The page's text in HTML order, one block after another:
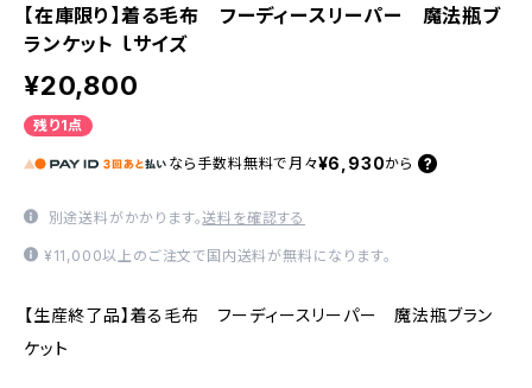
【在庫限り】着る毛布 フーディースリーパー 魔法瓶ブ
ランケット ｌサイズ
¥20,800
残り1点
なら 手数料無料で 月々¥6,930から
別途送料がかかります。送料を確認する
¥11,000以上のご注文で国内送料が無料になります。
【生産終了品】着る毛布 フーディースリーパー 魔法瓶ブラン
ケット